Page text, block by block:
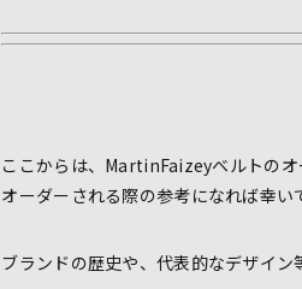
ここからは、MartinFaizeyベルトのオ
オーダーされる際の参考になれば幸い
ブランドの歴史や、代表的なデザイン